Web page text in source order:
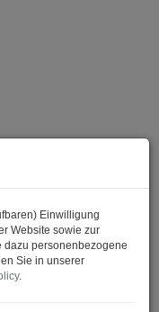
Einwilligung
Website sowie zur
dazu personenbezogene
Sie in unserer
.